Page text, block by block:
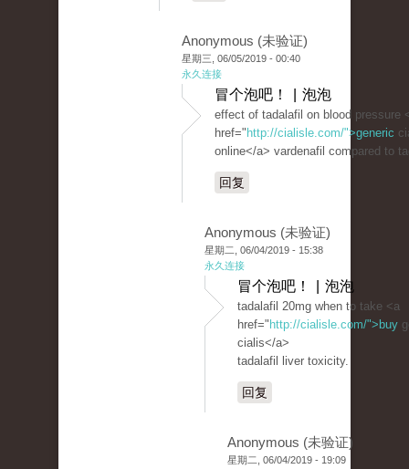
Anonymous (未验证)
星期三, 06/05/2019 - 00:40
永久连接
冒个泡吧！ | 泡泡
effect of tadalafil on blood pressure
href=" http://cialisle.com/">generic
online</a> vardenafil compared to
回复
Anonymous (未验证)
星期二, 06/04/2019 - 15:38
永久连接
冒个泡吧！ | 泡泡
tadalafil 20mg when to take <a
href=" http://cialisle.com/">buy
cialis</a>
tadalafil liver toxicity.
回复
Anonymous (未验证)
星期二, 06/04/2019 - 19:09